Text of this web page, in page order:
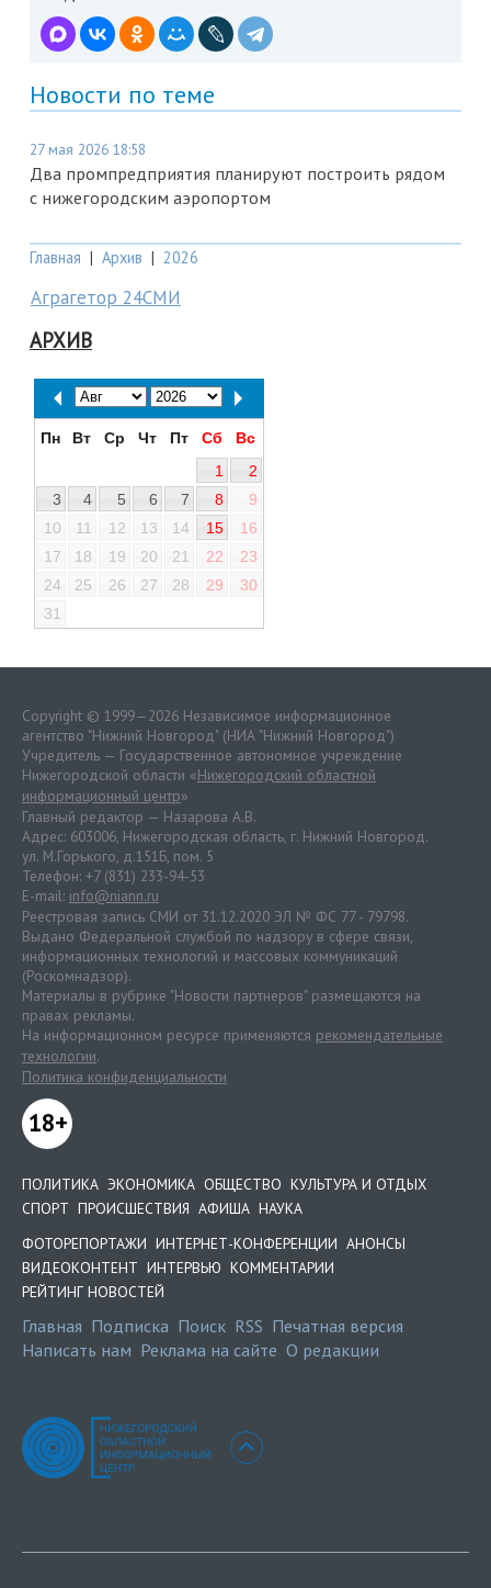
Новости по теме
27 мая 2026 18:58
Два промпредприятия планируют построить рядом
с нижегородским аэропортом
Главная | Архив | 2026
Аграгетор 24СМИ
АРХИВ
Пн Вт Ср Чт Пт Сб
Вс
1
2
3
4 5 6 7 8
9
10
11 12 13 14 15
16
17
18 19 20 21 22
23
24
25 26 27 28 29
30
31
Copyright © 1999—2026 Независимое информационное
агентство "Нижний Новгород" (НИА "Нижний Новгород")
Учредитель — Государственное автономное учреждение
Нижегородской области «Нижегородский областной
информационный центр»
Главный редактор — Назарова А.В.
Адрес: 603006, Нижегородская область, г. Нижний Новгород.
ул. М.Горького, д.151Б, пом. 5
Телефон: +7 (831) 233-94-53
E-mail: info@niann.ru
Реестровая запись СМИ от 31.12.2020 ЭЛ № ФС 77 - 79798.
Выдано Федеральной службой по надзору в сфере связи,
информационных технологий и массовых коммуникаций
(Роскомнадзор).
Материалы в рубрике "Новости партнеров" размещаются на
правах рекламы.
На информационном ресурсе применяются рекомендательные
технологии.
Политика конфиденциальности
18+
ПОЛИТИКА ЭКОНОМИКА ОБЩЕСТВО КУЛЬТУРА И ОТДЫХ
СПОРТ ПРОИСШЕСТВИЯ АФИША НАУКА
ФОТОРЕПОРТАЖИ ИНТЕРНЕТ-КОНФЕРЕНЦИИ АНОНСЫ
ВИДЕОКОНТЕНТ ИНТЕРВЬЮ КОММЕНТАРИИ
РЕЙТИНГ НОВОСТЕЙ
Главная Подписка Поиск RSS Печатная версия
Написать нам Реклама на сайте О редакции